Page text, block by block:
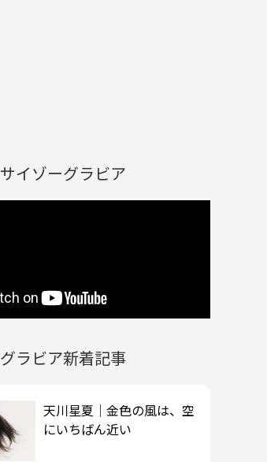
サイゾーグラビア
グラビア新着記事
天川星夏｜金色の風は、空
にいちばん近い